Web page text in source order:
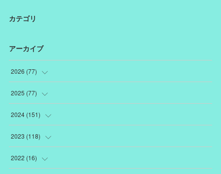
カテゴリ
アーカイブ
2026 (77)
(18 )
(12
(12
(10
2025 (77)
(1)
(22
(22
2024 (151)
(19
(7
2023 (118)
(18 )
2022 (16)